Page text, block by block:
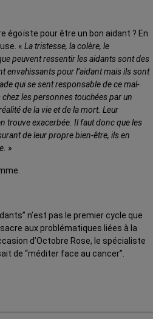
égoïste pour être un bon aidant ? En
« La tristesse, la colère, le
peuvent ressentir les aidants sont des
envahissants pour l’aidant mais ils sont
qui se sent responsable de ce mal-
les personnes touchées par un
de la vie et de la mort. Leur
trouve exacerbée. Il faut donc que les
de leur propre bien-être, ils en
»
n’est pas le premier cycle que
aux problématiques liées à la
d’Octobre Rose, le spécialiste
de “méditer face au cancer”.